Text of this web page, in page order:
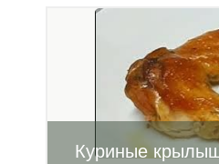
Куриные